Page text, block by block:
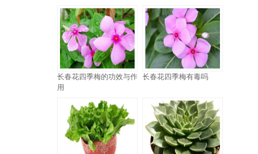
长春花四季梅的功效与作
用
长春花四季梅有毒吗